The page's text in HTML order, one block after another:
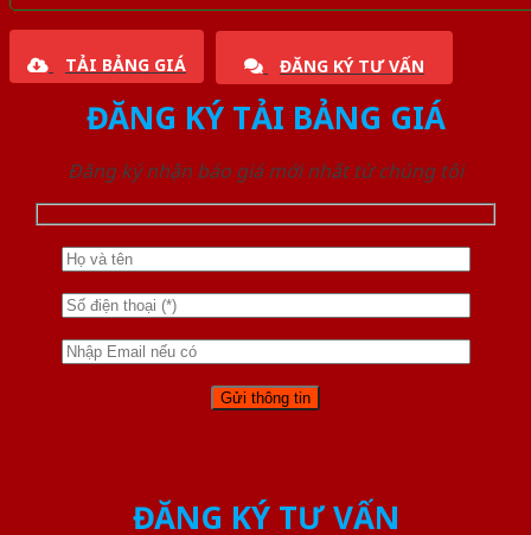
TẢI BẢNG GIÁ ĐĂNG KÝ TƯ VẤN
ĐĂNG KÝ TẢI BẢNG GIÁ
Đăng ký nhận báo giá mới nhất từ chúng tôi
ĐĂNG KÝ TƯ VẤN